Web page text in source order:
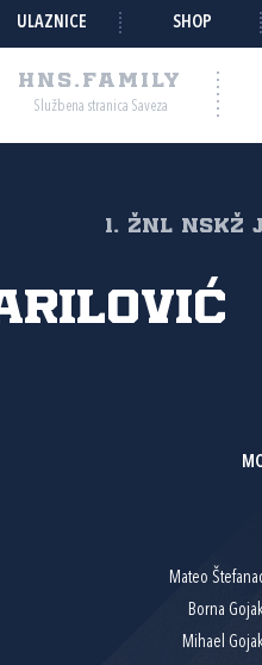
ULAZNICE SHOP
HNS.FAMILY
Službena stranica Saveza
1. ŽNL
Mateo
Borna
Mihael